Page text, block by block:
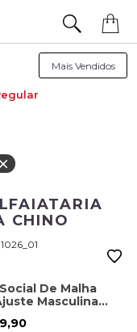
CHINO
De Malha
Masculina